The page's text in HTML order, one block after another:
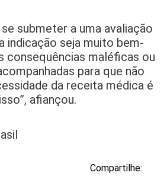
submeter a uma avaliação
indicação seja muito bem-
consequências maléficas ou
para que não
da receita médica é
afiançou.
Compartilhe: